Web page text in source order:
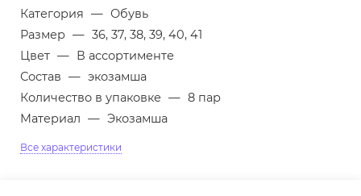
Категория — Обувь
Размер — 36, 37, 38, 39, 40, 41
Цвет — В ассортименте
Состав — экозамша
Количество в упаковке — 8 пар
Материал — Экозамша
Все характеристики